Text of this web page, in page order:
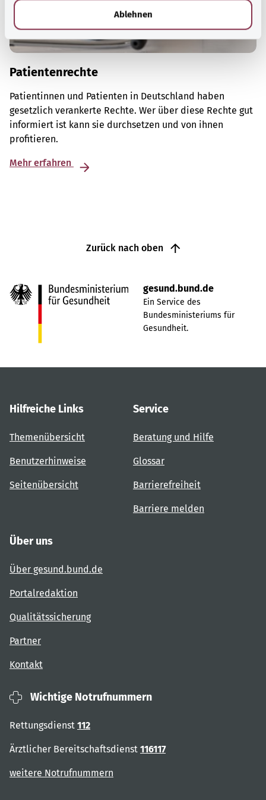
Ablehnen
Patientenrechte
Patientinnen und Patienten in Deutschland haben
gesetzlich verankerte Rechte. Wer über diese Rechte gut
informiert ist kann sie durchsetzen und von ihnen
profitieren.
Mehr erfahren
Zurück nach oben
gesund.bund.de
Ein Service des
Bundesministeriums für
Gesundheit.
Hilfreiche Links
Themenübersicht
Benutzerhinweise
Seitenübersicht
Service
Beratung und Hilfe
Glossar
Barrierefreiheit
Barriere melden
Über uns
Über gesund.bund.de
Portalredaktion
Qualitätssicherung
Partner
Kontakt
Wichtige Notrufnummern
Rettungsdienst 112
Ärztlicher Bereitschaftsdienst 116117
weitere Notrufnummern